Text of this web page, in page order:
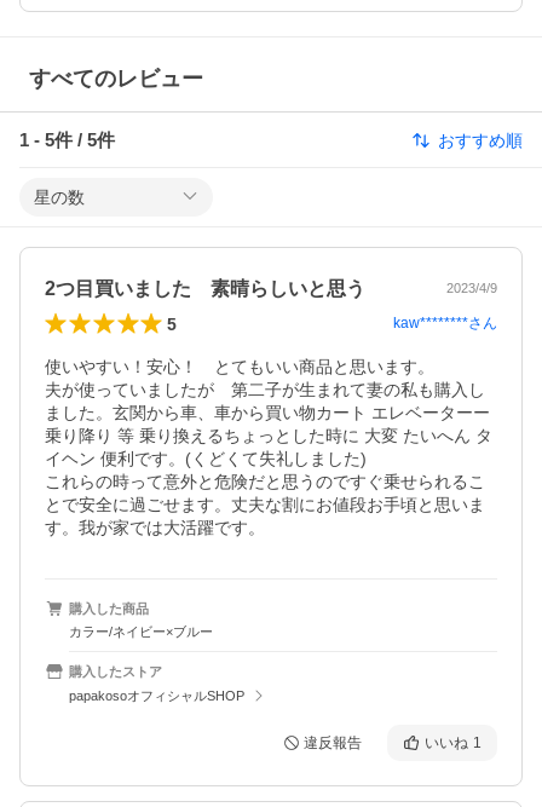
すべてのレビュー
1 - 5件 / 5件 おすすめ順
星の数
2つ目買いました 素晴らしいと思う 2023/4/9
5 kaw********さん
使いやすい！安心！　とてもいい商品と思います。
夫が使っていましたが　第二子が生まれて妻の私も購入し
ました。玄関から車、車から買い物カート エレベーターー
乗り降り 等 乗り換えるちょっとした時に 大変 たいへん タ
イヘン 便利です。(くどくて失礼しました)
これらの時って意外と危険だと思うのですぐ乗せられるこ
とで安全に過ごせます。丈夫な割にお値段お手頃と思いま
す。我が家では大活躍です。
購入した商品
カラー/ネイビー×ブルー
購入したストア
papakosoオフィシャルSHOP
違反報告 いいね 1